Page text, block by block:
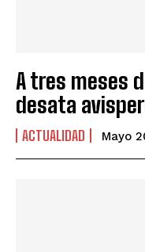
A tres meses
desata
ACTUALIDAD Mayo